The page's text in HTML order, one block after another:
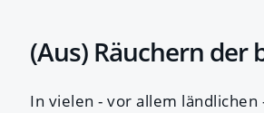
(Aus) Räuchern der
In vielen - vor allem ländlichen